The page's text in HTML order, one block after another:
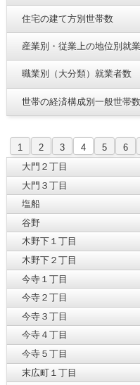
住宅の建て方別世帯数
産業別・従業上の地位別就
職業別（大分類）就業者数
世帯の経済構成別一般世帯数
1 2 3 4 5 6
大門２丁目
大門３丁目
塩船
谷野
木野下１丁目
木野下２丁目
今寺１丁目
今寺２丁目
今寺３丁目
今寺４丁目
今寺５丁目
末広町１丁目